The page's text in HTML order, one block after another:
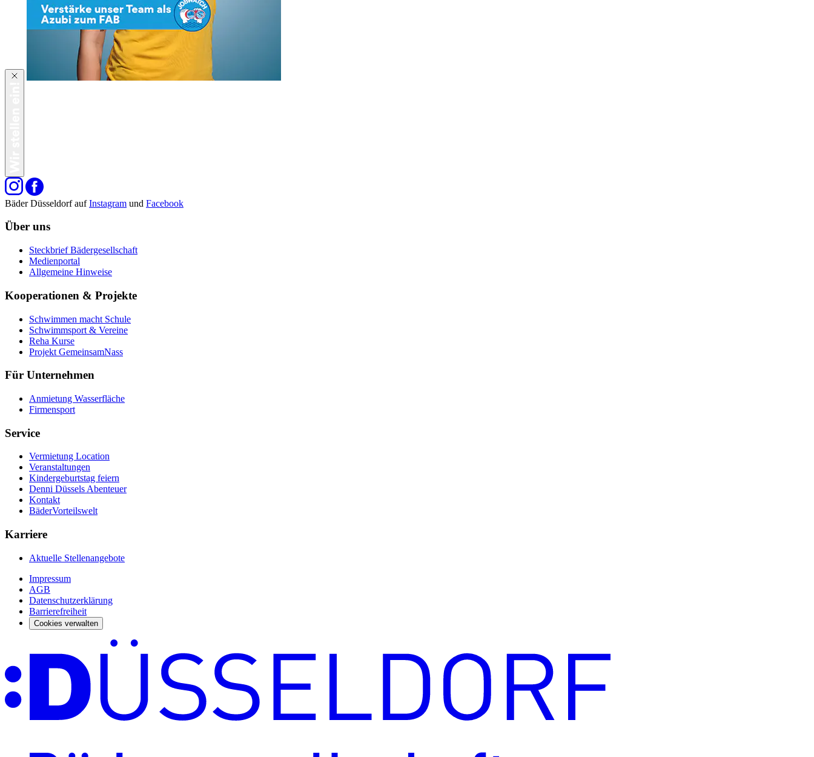
Bäder Düsseldorf aufInstagram und Facebook
Über uns
Steckbrief Bädergesellschaft
Medienportal
Allgemeine Hinweise
Kooperationen & Projekte
Schwimmen macht Schule
Schwimmsport & Vereine
Reha Kurse
Projekt GemeinsamNass
Für Unternehmen
Anmietung Wasserfläche
Firmensport
Service
Vermietung Location
Veranstaltungen
Kindergeburtstag feiern
Denni Düssels Abenteuer
Kontakt
BäderVorteilswelt
Karriere
Aktuelle Stellenangebote
Impressum
AGB
Datenschutzerklärung
Barrierefreiheit
Cookies verwalten